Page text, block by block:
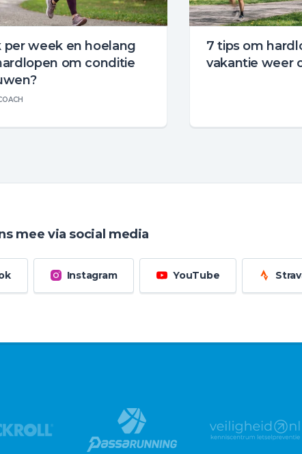
per week en hoelang
om conditie
7 tips om
vakantie weer
mee via social media
Instagram YouTube